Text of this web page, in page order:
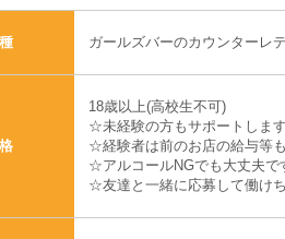
ガールズバーのカウンターレ
18歳以上(高校生不可)
☆未経験の方もサポートしま
☆経験者は前のお店の給与等
☆アルコールNGでも大丈夫で
☆友達と一緒に応募して働け